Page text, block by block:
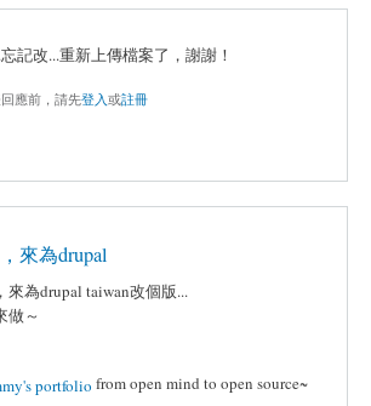
記改...重新上傳檔案了，謝謝！
應前，請先登入或註冊
來為drupal
來為drupal taiwan改個版...
做～
from open mind to open source~